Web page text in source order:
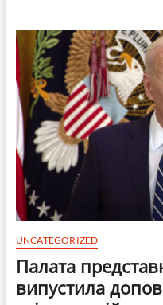
встигає
всі
кошти,
які
Конгрес
виділив
озброєння
понад
UNCATEGORIZED
Палата
випустила